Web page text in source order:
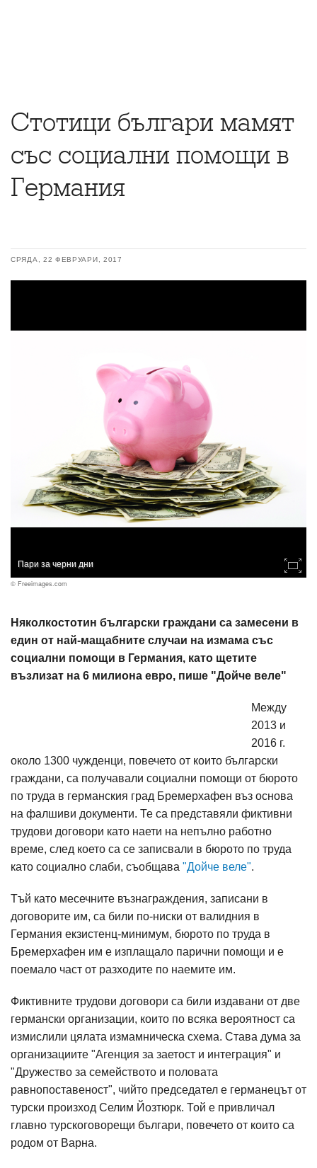
Стотици българи мамят
със социални помощи в
Германия
СРЯДА, 22 ФЕВРУАРИ, 2017
Пари за черни дни
© Freeimages.com
Няколкостотин български граждани са замесени в
един от най-мащабните случаи на измама със
социални помощи в Германия, като щетите
възлизат на 6 милиона евро, пише "Дойче веле"
Между
2013 и
2016 г.
около 1300 чужденци, повечето от които български
граждани, са получавали социални помощи от бюрото
по труда в германския град Бремерхафен въз основа
на фалшиви документи. Те са представяли фиктивни
трудови договори като наети на непълно работно
време, след което са се записвали в бюрото по труда
като социално слаби, съобщава "Дойче веле".
Тъй като месечните възнаграждения, записани в
договорите им, са били по-ниски от валидния в
Германия екзистенц-минимум, бюрото по труда в
Бремерхафен им е изплащало парични помощи и е
поемало част от разходите по наемите им.
Фиктивните трудови договори са били издавани от две
германски организации, които по всяка вероятност са
измислили цялата измамническа схема. Става дума за
организациите "Aгенция за заетост и интеграция" и
"Дружество за семейството и половата
равнопоставеност", чийто председател е германецът от
турски произход Селим Йозтюрк. Той е привличал
главно турскоговорещи българи, повечето от които са
родом от Варна.